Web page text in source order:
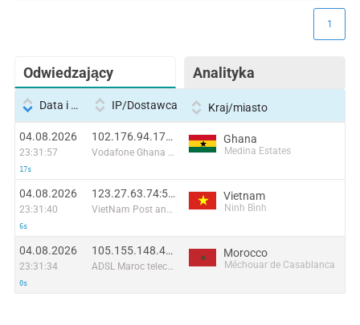
Odwiedzający Analityka
1
Data i godzina IP/Dostawca Kraj/miasto
04.08.2026
23:31:57
17s
102.176.94.179:2282
Vodafone Ghana MBB
Ghana
Medina Estates
04.08.2026
23:31:40
6s
123.27.63.74:59797
VietNam Post and Telecom Corporation
Vietnam
Ninh Bình
04.08.2026
23:31:34
0s
105.155.148.48:60768
ADSL Maroc telecom
Morocco
Méchouar de Casablanca